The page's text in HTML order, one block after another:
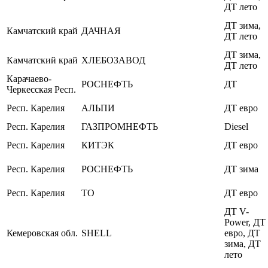
ДТ лето
Камчатский край ДАЧНАЯ
ДТ зима,
ДТ лето
Камчатский край ХЛЕБОЗАВОД
ДТ зима,
ДТ лето
Карачаево-
Черкесская Респ.
РОСНЕФТЬ ДТ
Респ. Карелия АЛЬПИ
ДТ евро
Респ. Карелия
ГАЗПРОМНЕФТЬ
Diesel
Респ. Карелия
КИТЭК ДТ евро
Респ. Карелия РОСНЕФТЬ ДТ зима
Респ. Карелия ТО ДТ евро
Кемеровская обл. SHELL
ДТ V-
Power, ДТ
евро, ДТ
зима, ДТ
лето